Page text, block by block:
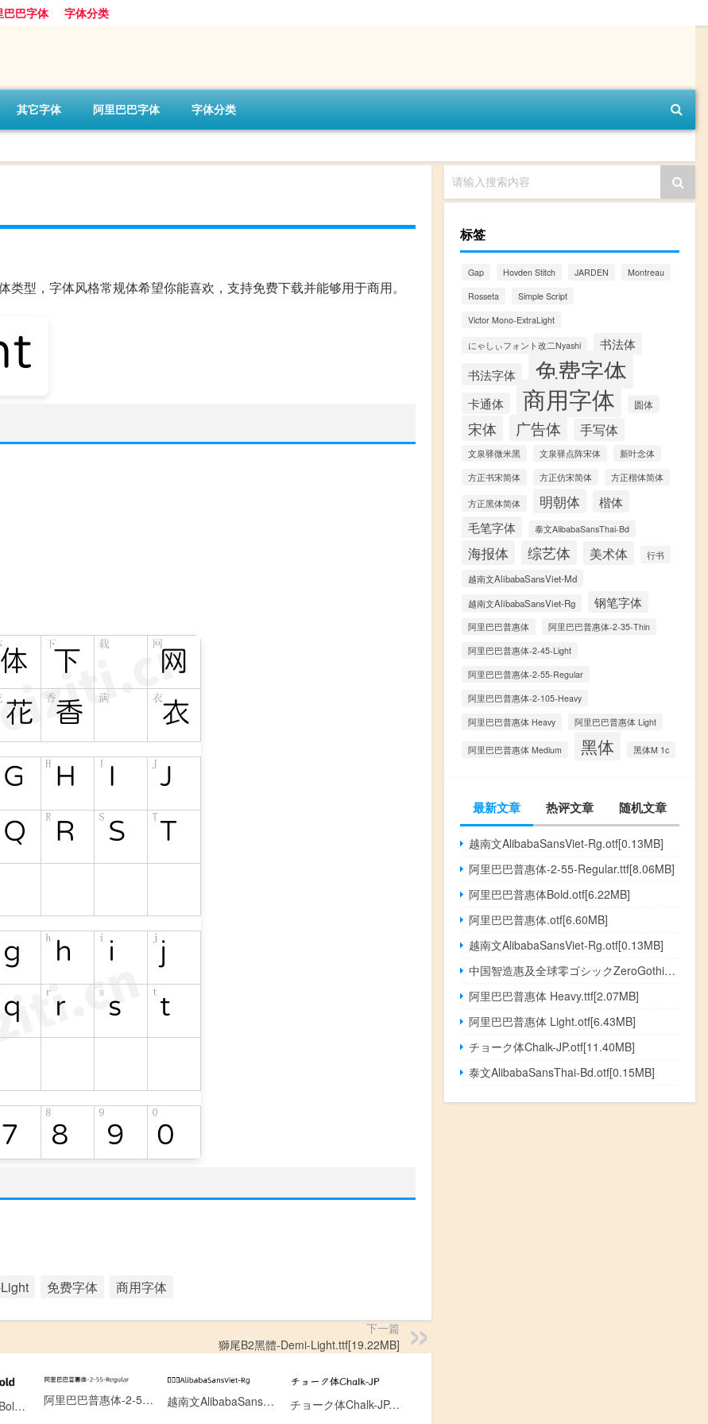
巴巴字体 字体分类
其它字体 阿里巴巴字体 字体分类
型，字体风格常规体希望你能喜欢，支持免费下载并能够用于商用。
免费字体 商用字体
下一篇
獅尾B2黑體-Demi-Light.ttf[19.22MB]
阿里巴巴普惠体Bold.otf[6.22MB] 阿里巴巴普惠体-2-55-Regular.ttf[8.06MB] 越南文AlibabaSansViet-Rg.otf[0.13MB] チョーク体Chalk-JP.otf[11.40MB]
请输入搜索内容
标签
Gap Hovden Stitch JARDEN
Montreau
Rosseta
Simple Script
Victor Mono-ExtraLight
にゃしぃフォント改二Nyashi 书法体
书法字体 免费字体
卡通体 商用字体 圆体
宋体 广告体 手写体
文泉驿微米黑 文泉驿点阵宋体
新叶念体
方正书宋简体
方正仿宋简体 方正楷体简体
方正黑体简体 明朝体 楷体
毛笔字体 泰文AlibabaSansThai-Bd
海报体 综艺体 美术体
行书
越南文AlibabaSansViet-Md
越南文AlibabaSansViet-Rg
钢笔字体
阿里巴巴普惠体
阿里巴巴普惠体-2-35-Thin
阿里巴巴普惠体-2-45-Light
阿里巴巴普惠体-2-55-Regular
阿里巴巴普惠体-2-105-Heavy
阿里巴巴普惠体 Heavy
阿里巴巴普惠体 Light
阿里巴巴普惠体 Medium 黑体 黑体M 1c
最新文章 热评文章 随机文章
越南文AlibabaSansViet-Rg.otf[0.13MB]
阿里巴巴普惠体-2-55-Regular.ttf[8.06MB]
阿里巴巴普惠体Bold.otf[6.22MB]
阿里巴巴普惠体.otf[6.60MB]
越南文AlibabaSansViet-Rg.otf[0.13MB]
中国智造惠及全球零ゴシックZeroGothic.otf[4.36MB]
阿里巴巴普惠体 Heavy.ttf[2.07MB]
阿里巴巴普惠体 Light.otf[6.43MB]
チョーク体Chalk-JP.otf[11.40MB]
泰文AlibabaSansThai-Bd.otf[0.15MB]